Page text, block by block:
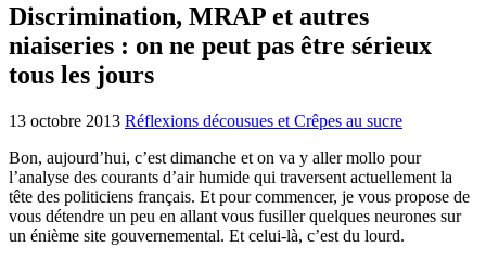
Discrimination, MRAP et autres
niaiseries : on ne peut pas être sérieux
tous les jours
13 octobre 2013 Réflexions décousues et Crêpes au sucre
Bon, aujourd’hui, c’est dimanche et on va y aller mollo pour
l’analyse des courants d’air humide qui traversent actuellement la
tête des politiciens français. Et pour commencer, je vous propose de
vous détendre un peu en allant vous fusiller quelques neurones sur
un énième site gouvernemental. Et celui-là, c’est du lourd.